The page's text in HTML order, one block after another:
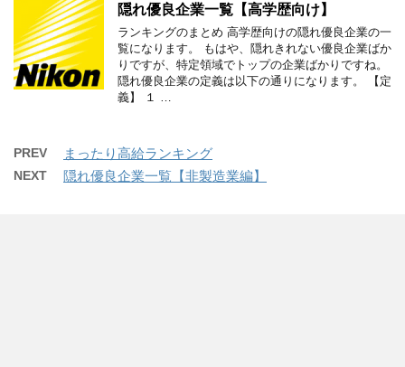
隠れ優良企業一覧【高学歴向け】
ランキングのまとめ 高学歴向けの隠れ優良企業の一
覧になります。 もはや、隠れきれない優良企業ばか
りですが、特定領域でトップの企業ばかりですね。
隠れ優良企業の定義は以下の通りになります。 【定
義】 １ …
PREV まったり高給ランキング
NEXT 隠れ優良企業一覧【非製造業編】